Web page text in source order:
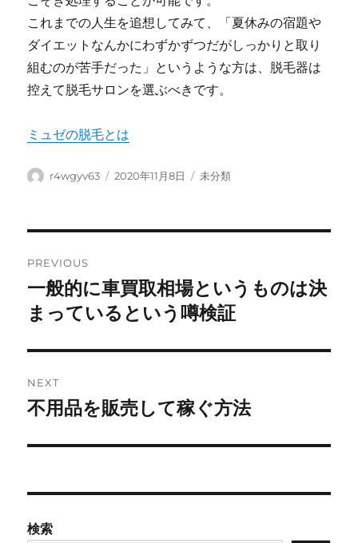
これまでの人生を追想してみて、「夏休みの宿題や
ダイエットなんかにわずかずつだがしっかりと取り
組むのが苦手だった」というような方は、脱毛器は
控えて脱毛サロンを選ぶべきです。
ミュゼの脱毛とは
Author
r4wgyv63
Posted
2020年11月8日 Categories
未分類
navigation
PREVIOUS
Previous
post:
一般的に車買取相場というものは決
まっているという噂検証
NEXT
Next
不用品を販売して稼ぐ方法
検索